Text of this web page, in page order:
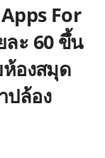
For
ะ 60 ขึ้น
ห้องสมุด
ปล้อง